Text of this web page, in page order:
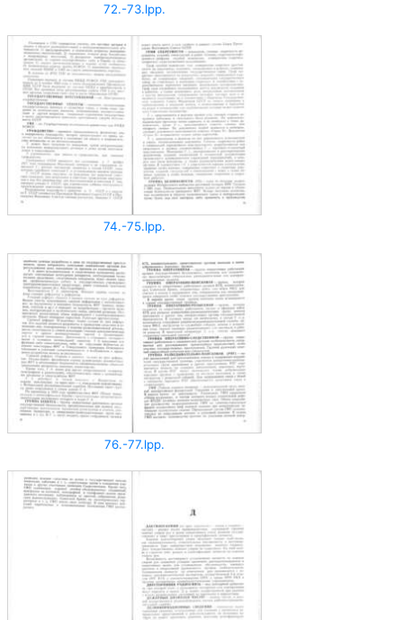
72.-73.lpp.
74.-75.lpp.
76.-77.lpp.